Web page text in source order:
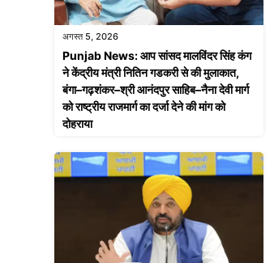
अगस्त 5, 2026
Punjab News: आप सांसद मालविंदर सिंह कंग
ने केंद्रीय मंत्री नितिन गडकरी से की मुलाकात,
बंगा–गढ़शंकर–श्री आनंदपुर साहिब–नैना देवी मार्ग
को राष्ट्रीय राजमार्ग का दर्जा देने की मांग को
दोहराया